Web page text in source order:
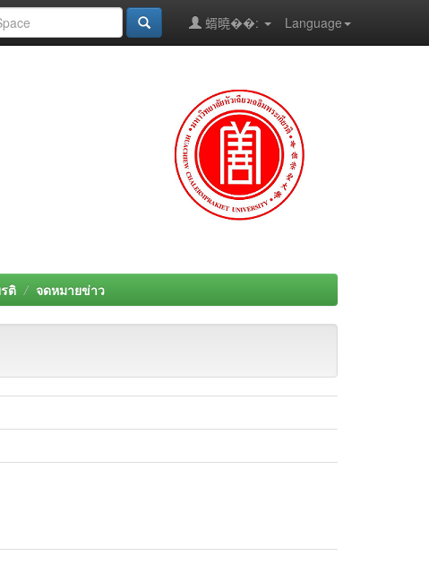
Language
蝑曉��:
ติ จดหมายข่าว